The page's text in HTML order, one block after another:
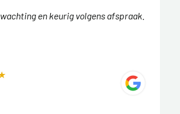
en keurig volgens afspraak.